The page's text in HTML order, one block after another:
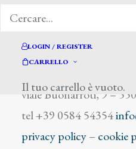
LOGIN / REGISTER
CARRELLO
Il tuo carrello è vuoto.
viale Buonarroti, 9 –
tel +39 0584 54354
privacy policy– cookie